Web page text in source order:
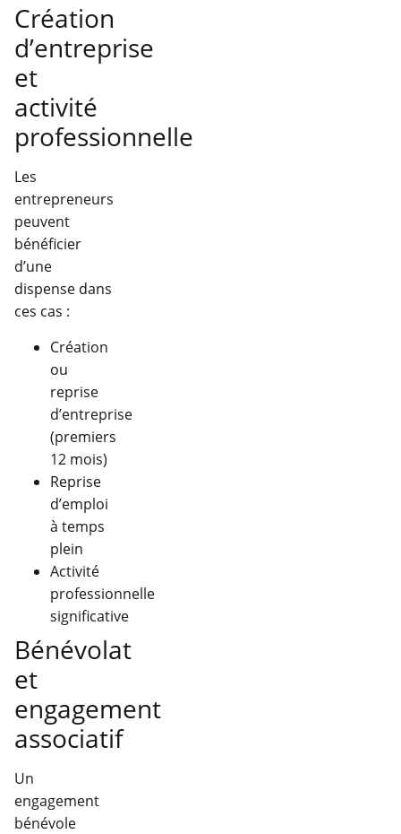
Création
d’entreprise
et
activité
professionnelle
Les
entrepreneurs
peuvent
bénéficier
d’une
dispense dans
ces cas :
Création
ou
reprise
d’entreprise
(premiers
12 mois)
Reprise
d’emploi
à temps
plein
Activité
professionnelle
significative
Bénévolat
et
engagement
associatif
Un
engagement
bénévole